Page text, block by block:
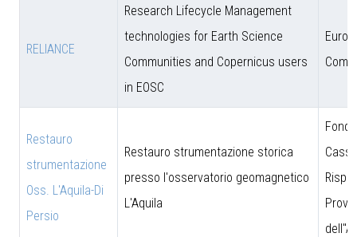
RELIANCE
Research Lifecycle Management
technologies for Earth Science
Communities and Copernicus users
in EOSC
Restauro
strumentazione
Oss. L'Aquila-Di
Persio
Restauro strumentazione storica
presso l'osservatorio geomagnetico
L'Aquila